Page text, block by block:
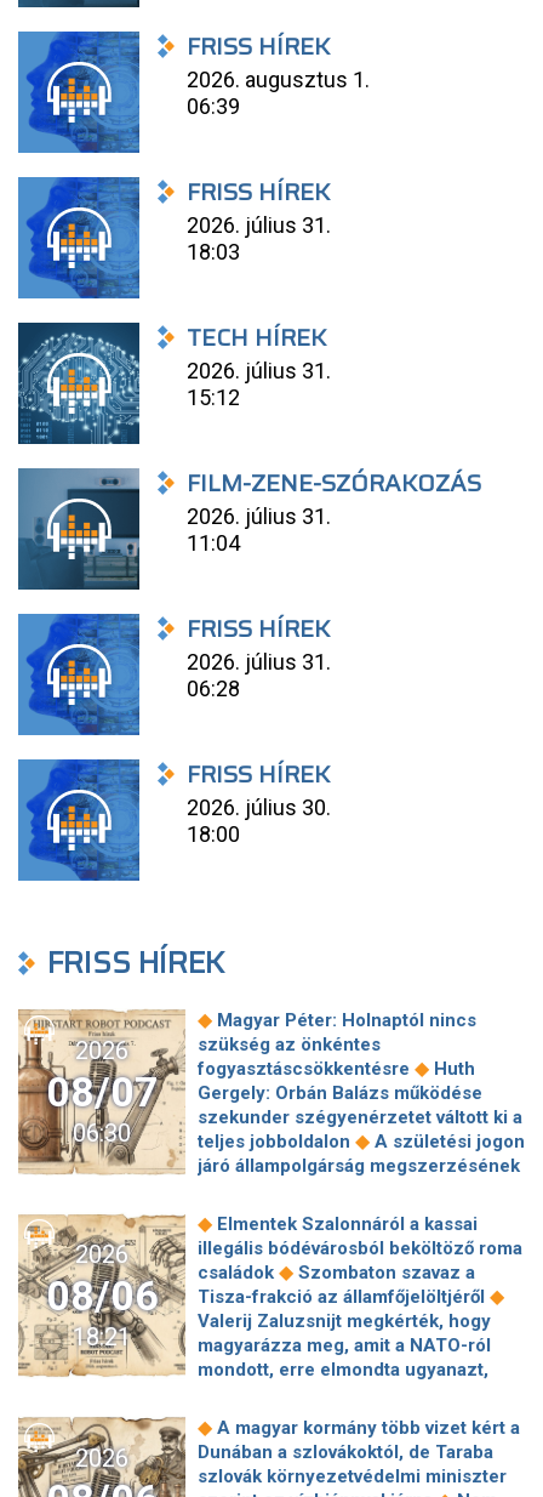
FRISS HÍREK
2026. augusztus 1.
06:39
FRISS HÍREK
2026. július 31.
18:03
TECH HÍREK
2026. július 31.
15:12
FILM-ZENE-SZÓRAKOZÁS
2026. július 31.
11:04
FRISS HÍREK
2026. július 31.
06:28
FRISS HÍREK
2026. július 30.
18:00
FRISS HÍREK
2026
08/07
06:30
◆ Magyar Péter: Holnaptól nincs
szükség az önkéntes
fogyasztáscsökkentésre ◆ Huth
Gergely: Orbán Balázs működése
szekunder szégyenérzetet váltott ki a
teljes jobboldalon ◆ A születési jogon
járó állampolgárság megszerzésének
Donald Trump
◆ „Kevésen múlt a
katasztrófa” – szintet léphetett az
orosz hibrid hadviselés ◆
Ákos: Vagyonkezelés közérdekből: mi
jön a kekvák után? ◆ Térképen, ahogy
hajnalban elérte Magyarország
határát a hidegfront ◆ A forintot is
megütheti az aszály ◆ Szombaton
államfőjelöltjéről◆Egyre inkább az
agglomerációt választják a főváros
helyett, akik százmilliónál többért
2026
08/06
18:21
◆ Elmentek Szalonnáról a kassai
illegális bódévárosból beköltöző roma
családok ◆ Szombaton szavaz a
Tisza-frakció az államfőjelöltjéről ◆
Valerij Zaluzsnijt megkérték, hogy
magyarázza meg, amit a NATO-ról
mondott, erre elmondta ugyanazt,
kötött szerződéseket a HM cége a
Lounge Eventtel, a miniszter
feljelentést tett
◆Orbán Anita
megkérte a szlovák kormányt, hogy
2026
◆ A magyar kormány több vizet kért a
Dunában a szlovákoktól, de Taraba
szlovák környezetvédelmi miniszter